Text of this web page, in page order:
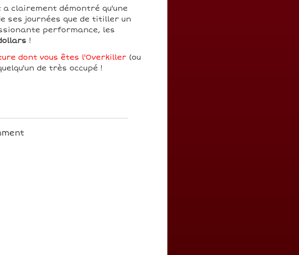
clairement démontré qu'une
ses journées que de titiller un
performance, les
!
dont vous êtes l'Overkiller(ou
de très occupé !